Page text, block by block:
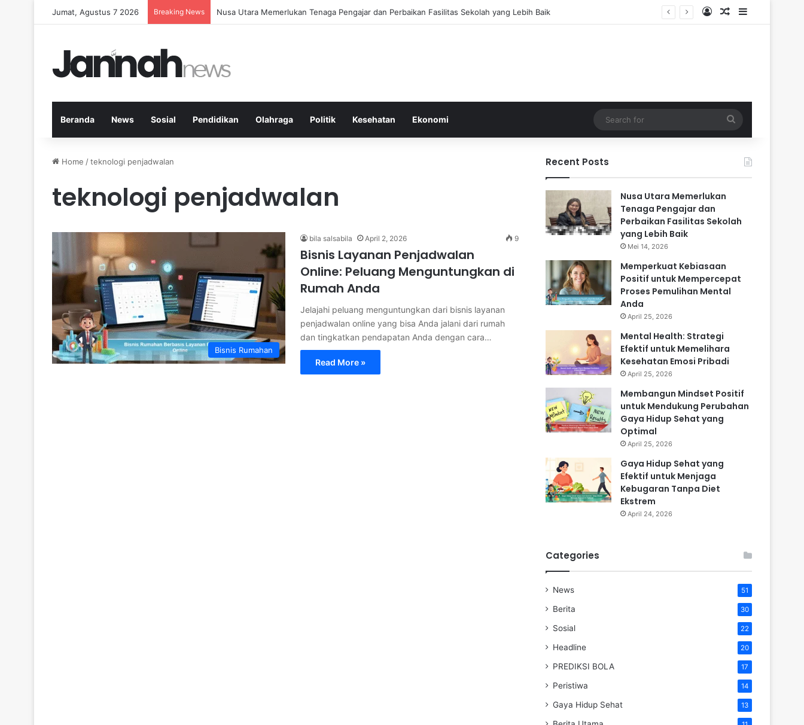
Jumat, Agustus 7 2026 Breaking News Memperkuat Kebiasaan Positif untuk Mempercepat Proses Pemulihan Mental Anda Log InRandom Article
Sidebar
Beranda News Sosial Pendidikan Olahraga Politik Kesehatan Ekonomi
for
Home /teknologi penjadwalan
teknologi penjadwalan
Bisnis Rumahan
bila salsabila April 2, 2026 9
Bisnis Layanan Penjadwalan
Online: Peluang Menguntungkan di
Rumah Anda
Jelajahi peluang menguntungkan dari bisnis layanan
penjadwalan online yang bisa Anda jalani dari rumah
dan tingkatkan pendapatan Anda dengan cara…
Read More »
Recent Posts
Nusa Utara Memerlukan
Tenaga Pengajar dan
Perbaikan Fasilitas Sekolah
yang Lebih Baik
Mei 14, 2026
Memperkuat Kebiasaan
Positif untuk Mempercepat
Proses Pemulihan Mental
Anda
April 25, 2026
Mental Health: Strategi
Efektif untuk Memelihara
Kesehatan Emosi Pribadi
April 25, 2026
Membangun Mindset Positif
untuk Mendukung Perubahan
Gaya Hidup Sehat yang
Optimal
April 25, 2026
Gaya Hidup Sehat yang
Efektif untuk Menjaga
Kebugaran Tanpa Diet
Ekstrem
April 24, 2026
Categories
News 51
Berita 30
Sosial 22
Headline 20
PREDIKSI BOLA 17
Peristiwa 14
Gaya Hidup Sehat 13